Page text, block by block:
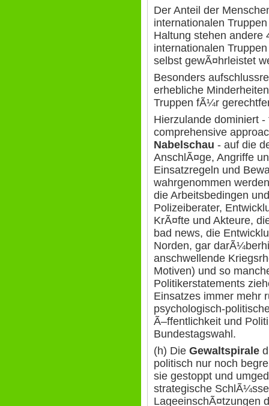
Der Anteil der
internationalen
Haltung stehen andere
internationalen
selbst gewÃ¤hrleistet
Besonders
erhebliche
Truppen fÃ¼r
Hierzulande dominiert
comprehensive
Nabelschau - auf die
AnschlÃ¤ge, Angriffe
Einsatzregeln und
wahrgenommen
die Arbeitsbedingen
Polizeiberater,
KrÃ¤fte und Akteure,
bad news, die
Norden, gar
anschwellende
Motiven) und so
Politikerstatements
Einsatzes immer mehr
psychologisch-
Ã–ffentlichkeit und
Bundestagswahl.
(h) Die Gewaltspirale
politisch nur noch
sie gestoppt und
strategische
LageeinschÃ¤tzungen